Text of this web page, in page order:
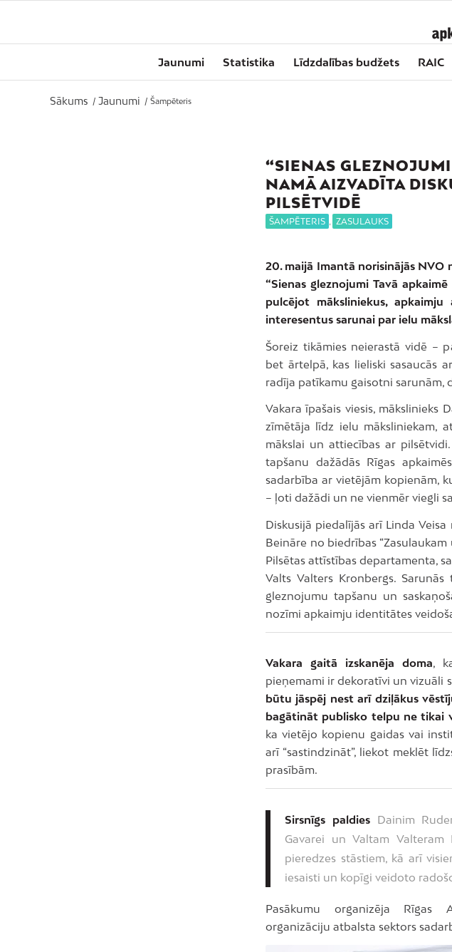
Jaunumi Statistika Līdzdalības budžets RAIC
Sākums / Jaunumi / Šampēteris
“SIENAS
NAMĀ AIZVADĪTA
PILSĒTVIDĒ
ŠAMPĒTERIS , ZASULAUKS
20. maijā Imantā norisinājās NVO
“Sienas gleznojumi Tavā
pulcējot māksliniekus,
interesentus sarunai par ielu
Šoreiz tikāmies neierastā vidē –
bet ārtelpā, kas lieliski sasaucās
radīja patīkamu gaisotni sarunām,
Vakara īpašais viesis, mākslinieks
zīmētāja līdz ielu māksliniekam,
mākslai un attiecības ar
tapšanu dažādās Rīgas
sadarbība ar vietējām kopienām,
– ļoti dažādi un ne vienmēr viegli
Diskusijā piedalījās arī Linda
Beināre no biedrības “Zasulaukam
Pilsētas attīstības departamenta,
Valts Valters Kronbergs.
gleznojumu tapšanu un
nozīmi apkaimju identitātes
Vakara gaitā izskanēja doma,
pieņemami ir dekoratīvi un vizuāli
būtu jāspēj nest arī dziļākus
bagātināt publisko telpu ne tikai
ka vietējo kopienu gaidas vai
arī “sastindzināt”, liekot meklēt
prasībām.
Sirsnīgs paldiesDainim
Gavarei un Valtam
pieredzes stāstiem, kā arī
iesaisti un kopīgi veidoto
Pasākumu organizēja Rīgas
organizāciju atbalsta sektors